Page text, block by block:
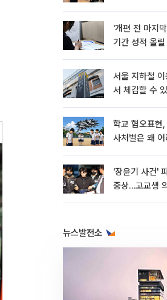
'개편 전 마지
기간 성적 올릴
서울 지하철
서 체감할 수
학교 혐오표현
사처벌은 왜
'장윤기 사건'
중상…고교생
뉴스발전소